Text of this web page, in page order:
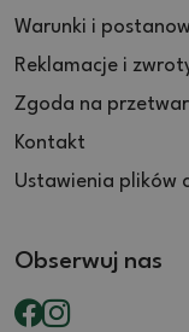
Warunki i
Reklamacje i
Zgoda na
Kontakt
Ustawienia plików
Obserwuj nas